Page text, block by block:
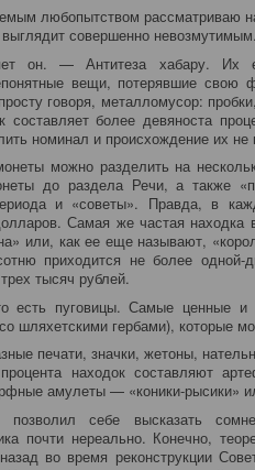
любопытством рассматриваю
совершенно невозмутимым.
он. — Антитеза хабару. Их
вещи, потерявшие свою
говоря, металломусор:
более девяноста
номинал и происхождение их
можно разделить на
до раздела Речи, а также
и «советы». Правда, в
Самая же частая
или, как ее еще называют,
приходится не более
тысяч рублей.
есть пуговицы. Самые ценные
шляхетскими гербами), которые
печати, значки, жетоны,
находок составляют
амулеты — «коники-рысики»
себе высказать
почти нереально. Конечно,
во время реконструкции